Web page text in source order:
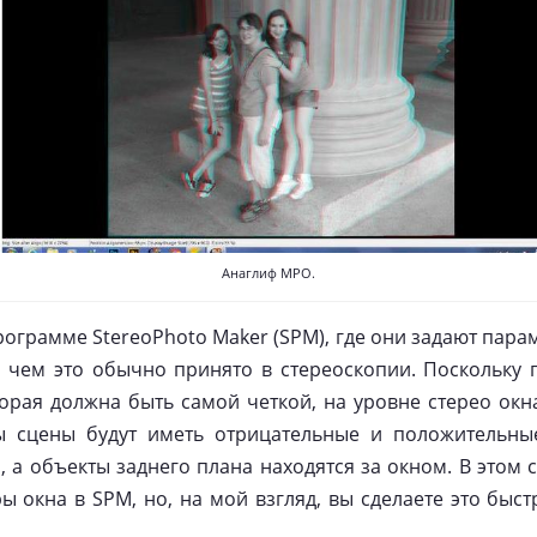
Анаглиф MPO.
StereoPhoto Maker (SPM), где они задают
это обычно принято в стереоскопии. Поскольку
должна быть самой четкой, на уровне стерео
будут иметь отрицательные и
объекты заднего плана находятся за окном. В этом
окна в SPM, но, на мой взгляд, вы сделаете это